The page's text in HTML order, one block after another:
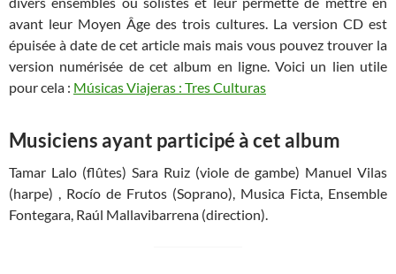
avant leur Moyen Âge des trois cultures. La version CD est
épuisée à date de cet article mais mais vous pouvez trouver la
version numérisée de cet album en ligne. Voici un lien utile
pour cela : Músicas Viajeras : Tres Culturas
Musiciens ayant participé à cet album
Tamar Lalo (flûtes) Sara Ruiz (viole de gambe) Manuel Vilas
(harpe) , Rocío de Frutos (Soprano), Musica Ficta, Ensemble
Fontegara, Raúl Mallavibarrena (direction).